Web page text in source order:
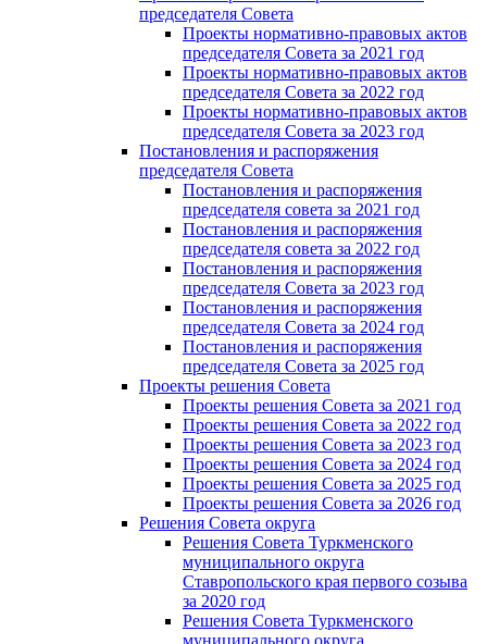
председателя Cовета
Проекты нормативно-правовых актов
председателя Cовета за 2021 год
Проекты нормативно-правовых актов
председателя Cовета за 2022 год
Проекты нормативно-правовых актов
председателя Cовета за 2023 год
Постановления и распоряжения
председателя Cовета
Постановления и распоряжения
председателя совета за 2021 год
Постановления и распоряжения
председателя совета за 2022 год
Постановления и распоряжения
председателя Cовета за 2023 год
Постановления и распоряжения
председателя Cовета за 2024 год
Постановления и распоряжения
председателя Cовета за 2025 год
Проекты решения Cовета
Проекты решения Совета за 2021 год
Проекты решения Совета за 2022 год
Проекты решения Cовета за 2023 год
Проекты решения Совета за 2024 год
Проекты решения Совета за 2025 год
Проекты решения Совета за 2026 год
Решения Совета округа
Решения Совета Туркменского
муниципального округа
Ставропольского края первого созыва
за 2020 год
Решения Совета Туркменского
муниципального округа